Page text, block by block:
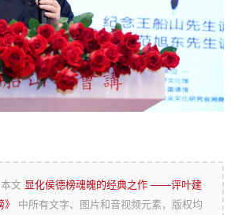
文显化侯德榜魂魄的经典之作 ——评叶建
》 中所有文字、图片和音视频元素，版权均